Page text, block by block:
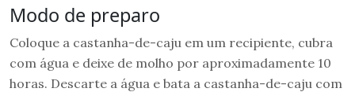
Modo de preparo
Coloque a castanha-de-caju em um recipiente, cubra
com água e deixe de molho por aproximadamente 10
horas. Descarte a água e bata a castanha-de-caju com